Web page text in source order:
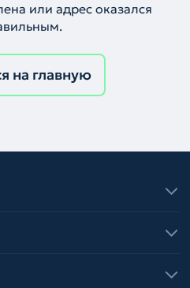
или адрес оказался
на главную